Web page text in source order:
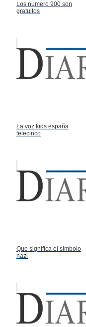
Los numero 900 son
gratuitos
La voz kids españa
telecinco
Que significa el simbolo
nazi